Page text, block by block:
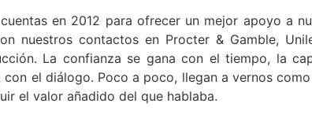
en 2012 para ofrecer un mejor apoyo a
nuestros contactos en Procter & Gamble,
La confianza se gana con el tiempo, la
el diálogo. Poco a poco, llegan a vernos
el valor añadido del que hablaba.